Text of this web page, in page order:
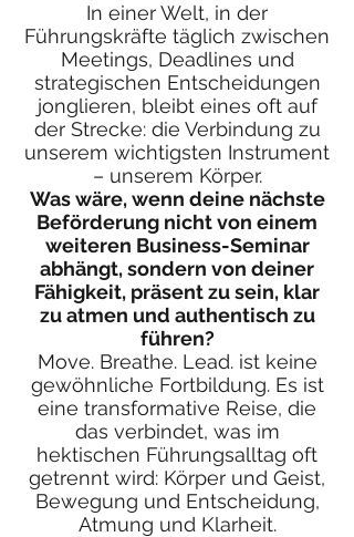
In einer Welt, in der
Führungskräfte täglich zwischen
Meetings, Deadlines und
strategischen Entscheidungen
jonglieren, bleibt eines oft auf
der Strecke: die Verbindung zu
unserem wichtigsten Instrument
– unserem Körper.
Was wäre, wenn deine nächste
Beförderung nicht von einem
weiteren Business-Seminar
abhängt, sondern von deiner
Fähigkeit, präsent zu sein, klar
zu atmen und authentisch zu
führen?
Move. Breathe. Lead. ist keine
gewöhnliche Fortbildung. Es ist
eine transformative Reise, die
das verbindet, was im
hektischen Führungsalltag oft
getrennt wird: Körper und Geist,
Bewegung und Entscheidung,
Atmung und Klarheit.